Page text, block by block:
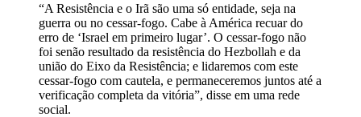
“A Resistência e o Irã são uma só entidade, seja na
guerra ou no cessar-fogo. Cabe à América recuar do
erro de ‘Israel em primeiro lugar’. O cessar-fogo não
foi senão resultado da resistência do Hezbollah e da
união do Eixo da Resistência; e lidaremos com este
cessar-fogo com cautela, e permaneceremos juntos até a
verificação completa da vitória”, disse em uma rede
social.